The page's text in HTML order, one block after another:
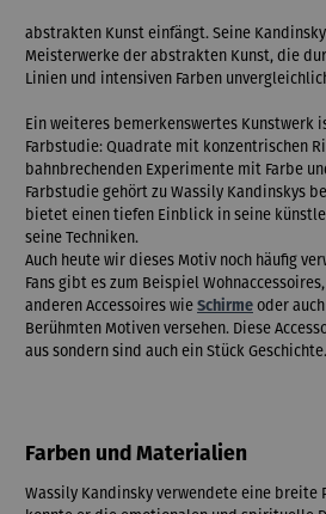
abstrakten Kunst einfängt. Seine
Meisterwerke der abstrakten Kunst, die
Linien und intensiven Farben
Ein weiteres bemerkenswertes Kunstwerk
Farbstudie: Quadrate mit konzentrischen
bahnbrechenden Experimente mit Farbe
Farbstudie gehört zu Wassily Kandinskys
bietet einen tiefen Einblick in seine
seine Techniken.
Auch heute wir dieses Motiv noch häufig
Fans gibt es zum Beispiel
anderen Accessoires wie Schirme oder auch
Berühmten Motiven versehen. Diese
aus sondern sind auch ein Stück Geschichte.
Farben und Materialien
Wassily Kandinsky verwendete eine breite